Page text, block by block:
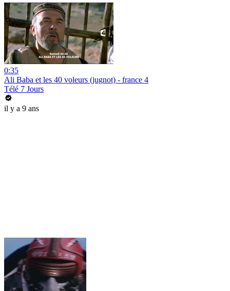
0:35
Ali Baba et les 40 voleurs (jugnot) - france 4
Télé 7 Jours
il y a 9 ans